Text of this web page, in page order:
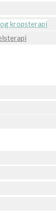
kropsterapi